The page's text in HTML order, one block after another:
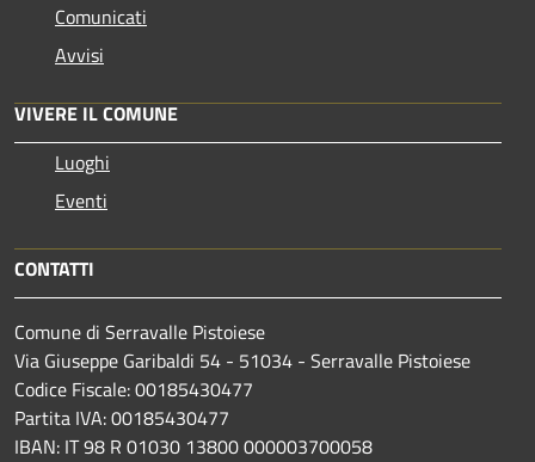
Comunicati
Avvisi
VIVERE IL COMUNE
Luoghi
Eventi
CONTATTI
Comune di Serravalle Pistoiese
Via Giuseppe Garibaldi 54 - 51034 - Serravalle Pistoiese
Codice Fiscale: 00185430477
Partita IVA: 00185430477
IBAN: IT 98 R 01030 13800 000003700058